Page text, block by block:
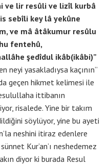
ve lir resûli ve lizîl kurbâ
sebîli key lâ yekûne
ve mâ âtâkumur resûlu
fentehû,
şedîdul ikâb(ikâbi)”
neyi yasakladıysa kaçının”
geçen hikmet kelimesi ile
ittibanın
risalede. Yine bir takım
söylüyor, yine bu ayeti
neshini itiraz edenlere
Kur’an’ı neshedemez
diyor ki burada Resul